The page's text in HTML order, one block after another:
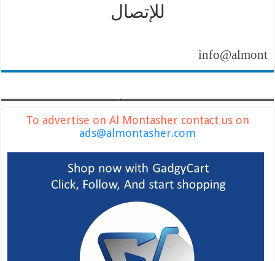
للإتصال
To advertise on Al Montasher contact us on
ads@almontasher.com